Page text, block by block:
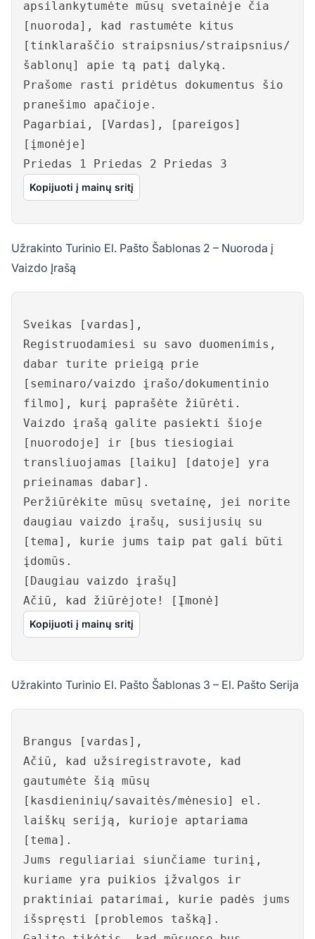
apsilankytumėte mūsų svetainėje čia
[nuoroda], kad rastumėte kitus
[tinklaraščio straipsnius/straipsnius/
šablonų] apie tą patį dalyką.
Prašome rasti pridėtus dokumentus šio
pranešimo apačioje.
Pagarbiai, [Vardas], [pareigos]
[įmonėje]
Priedas 1 Priedas 2 Priedas 3
Kopijuoti į mainų sritį
Užrakinto Turinio El. Pašto Šablonas 2 – Nuoroda į
Vaizdo Įrašą
Sveikas [vardas],
Registruodamiesi su savo duomenimis,
dabar turite prieigą prie
[seminaro/vaizdo įrašo/dokumentinio
filmo], kurį paprašėte žiūrėti.
Vaizdo įrašą galite pasiekti šioje
[nuorodoje] ir [bus tiesiogiai
transliuojamas [laiku] [datoje] yra
prieinamas dabar].
Peržiūrėkite mūsų svetainę, jei norite
daugiau vaizdo įrašų, susijusių su
[tema], kurie jums taip pat gali būti
įdomūs.
[Daugiau vaizdo įrašų]
Ačiū, kad žiūrėjote! [Įmonė]
Kopijuoti į mainų sritį
Užrakinto Turinio El. Pašto Šablonas 3 – El. Pašto Serija
Brangus [vardas],
Ačiū, kad užsiregistravote, kad
gautumėte šią mūsų
[kasdieninių/savaitės/mėnesio] el.
laiškų seriją, kurioje aptariama
[tema].
Jums reguliariai siunčiame turinį,
kuriame yra puikios įžvalgos ir
praktiniai patarimai, kurie padės jums
išspręsti [problemos tašką].